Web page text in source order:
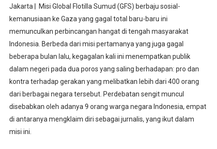
Jakarta | Misi Global Flotilla Sumud (GFS) berbaju sosial-
kemanusiaan ke Gaza yang gagal total baru-baru ini
memunculkan perbincangan hangat di tengah masyarakat
Indonesia. Berbeda dari misi pertamanya yang juga gagal
beberapa bulan lalu, kegagalan kali ini menempatkan publik
dalam negeri pada dua poros yang saling berhadapan: pro dan
kontra terhadap gerakan yang melibatkan lebih dari 400 orang
dari berbagai negara tersebut. Perdebatan sengit muncul
disebabkan oleh adanya 9 orang warga negara Indonesia, empat
di antaranya mengklaim diri sebagai jurnalis, yang ikut dalam
misi ini.